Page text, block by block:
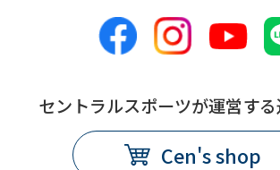
セントラルスポーツが運営す
Cen's shop